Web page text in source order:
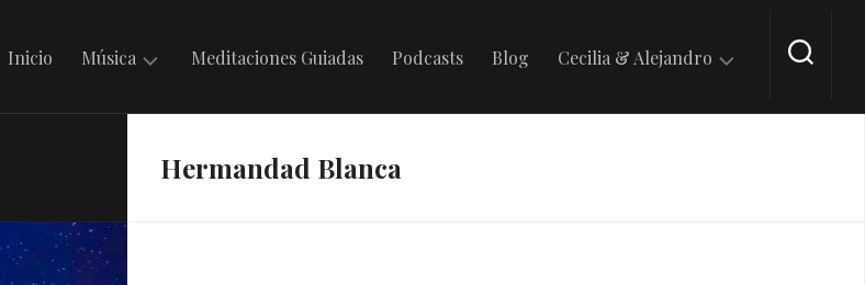
Inicio Música
Música
Celta
Meditaciones Guiadas Podcasts Blog Cecilia & Alejandro
Hermandad Blanca